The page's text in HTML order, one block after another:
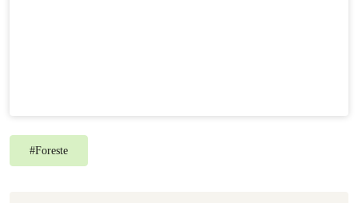
#Foreste